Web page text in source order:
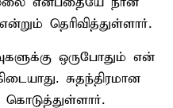
தெரிவித்துள்ளார்.
ஒருபோதும் என்
சுதந்திரமான
கொடுத்துள்ளார்.